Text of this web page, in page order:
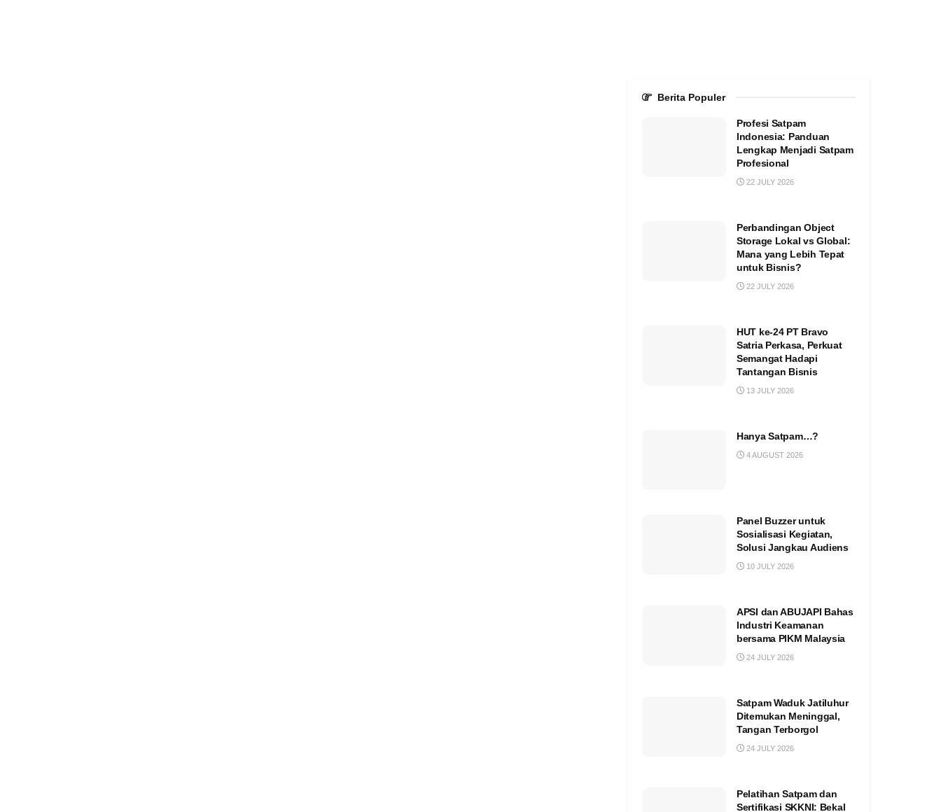
Berita Populer
Profesi Satpam
Indonesia: Panduan
Lengkap Menjadi Satpam
Profesional
22 JULY 2026
Perbandingan Object
Storage Lokal vs Global:
Mana yang Lebih Tepat
untuk Bisnis?
22 JULY 2026
HUT ke-24 PT Bravo
Satria Perkasa, Perkuat
Semangat Hadapi
Tantangan Bisnis
13 JULY 2026
Hanya Satpam…?
4 AUGUST 2026
Panel Buzzer untuk
Sosialisasi Kegiatan,
Solusi Jangkau Audiens
10 JULY 2026
APSI dan ABUJAPI Bahas
Industri Keamanan
bersama PIKM Malaysia
24 JULY 2026
Satpam Waduk Jatiluhur
Ditemukan Meninggal,
Tangan Terborgol
24 JULY 2026
Pelatihan Satpam dan
Sertifikasi SKKNI: Bekal